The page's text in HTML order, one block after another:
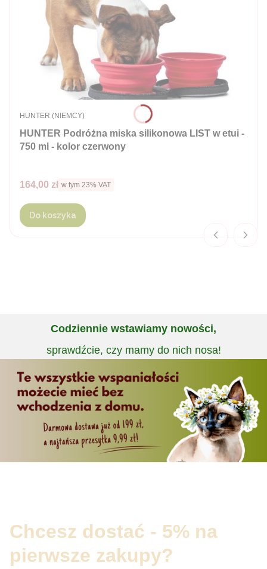
HUNTER Podróżna miska silikonowa LIST w etui -
750 ml - kolor czerwony
PRODUCENT
HUNTER (NIEMCY)
Cena brutto
164,00 zł w tym %s VAT
w tym 23% VAT
Do koszyka
Codziennie wstawiamy nowości,
sprawdźcie, czy mamy do nich nosa!
Chcesz dostać - 5% na
pierwsze zakupy?